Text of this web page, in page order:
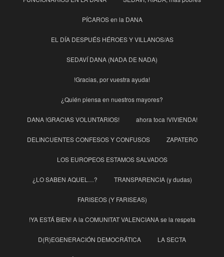
PÍCAROS en la DANA
EL DÍA DESPUÉS HÉROES Y VILLANOS/AS
SEDAVÍ DANA (NADA DE NADA)
!Gracias, por vuestra ayuda!
¿Quién piensa en nuestros mayores?
DANA !GRACIAS VOLUNTARIOS! ahora toca !VIVIENDA!
DELINCUENTES CONFESOS Y CONFUSOS ZAPATERO
LOS EUROPEOS ESTAMOS SALVADOS
¿LO SABEN AQUEL…? TRANSPARENCIA (y dudas)
FARISEOS (Y FARISEAS)
!YA ESTÁ BIEN! A la COMUNITAT VALENCIANA se la respeta
D(R)EGENERACIÓN DEMOCRÁTICA LA SECTA